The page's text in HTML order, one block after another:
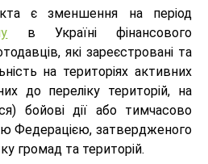
є зменшення на період
в Україні фінансового
які зареєстровані та
на територіях активних
до переліку територій, на
бойові дії або тимчасово
Федерацією, затвердженого
громад та територій.